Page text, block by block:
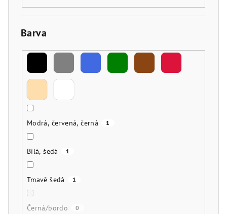
Barva
Modrá, červená, černá 1
Bílá, šedá 1
Tmavě šedá 1
Černá/bordo 0